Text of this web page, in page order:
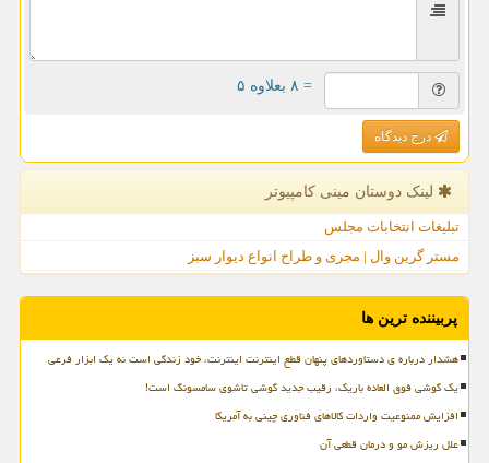
= ۸ بعلاوه ۵
درج دیدگاه
لینک دوستان مینی كامپیوتر
تبلیغات انتخابات مجلس
مستر گرین وال | مجری و طراح انواع دیوار سبز
پربیننده ترین ها
هشدار درباره ی دستاوردهای پنهان قطع اینترنت اینترنت، خود زندگی است نه یک ابزار فرعی
یک گوشی فوق العاده باریک، رقیب جدید گوشی تاشوی سامسونگ است!
افزایش ممنوعیت واردات کالاهای فناوری چینی به آمریکا
علل ریزش مو و درمان قطعی آن